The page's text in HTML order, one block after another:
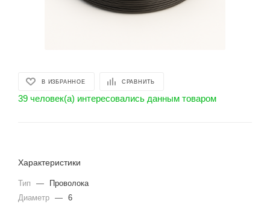
В ИЗБРАННОЕ СРАВНИТЬ
39 человек(а) интересовались данным товаром
Характеристики
Тип —
Проволока
Диаметр — 6